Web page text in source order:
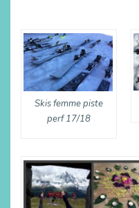
Skis femme piste
perf 17/18